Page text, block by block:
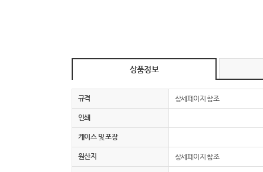
상품정보
규격 상세페이지 참조
인쇄
케이스 및 포장
원산지 상세페이지 참조